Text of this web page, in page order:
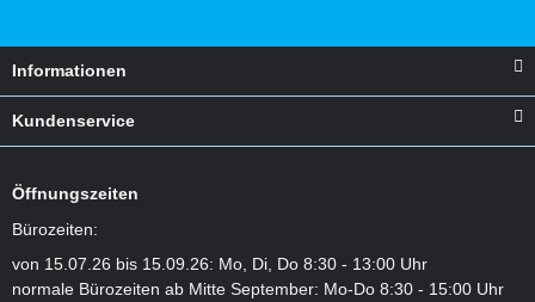
Informationen
Kundenservice
Öffnungszeiten
Bürozeiten:
von 15.07.26 bis 15.09.26: Mo, Di, Do 8:30 - 13:00 Uhr
normale Bürozeiten ab Mitte September: Mo-Do 8:30 - 15:00 Uhr